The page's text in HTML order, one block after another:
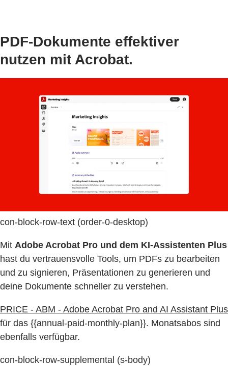
PDF-Dokumente effektiver
nutzen mit Acrobat.
con-block-row-text (order-0-desktop)
Mit Adobe Acrobat Pro und dem KI-Assistenten Plus
hast du vertrauensvolle Tools, um PDFs zu bearbeiten
und zu signieren, Präsentationen zu generieren und
deine Dokumente schneller zu verstehen.
PRICE - ABM - Adobe Acrobat Pro and AI Assistant Plus
für das {{annual-paid-monthly-plan}}. Monatsabos sind
ebenfalls verfügbar.
con-block-row-supplemental (s-body)